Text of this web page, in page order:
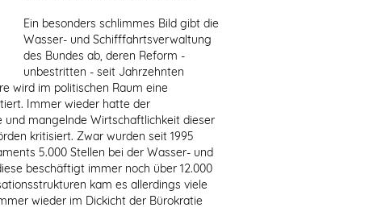
Ein besonders schlimmes Bild gibt die
Wasser- und Schifffahrtsverwaltung
des Bundes ab, deren Reform -
unbestritten - seit Jahrzehnten
wird im politischen Raum eine
Immer wieder hatte der
mangelnde Wirtschaftlichkeit dieser
kritisiert. Zwar wurden seit 1995
5.000 Stellen bei der Wasser- und
beschäftigt immer noch über 12.000
kam es allerdings viele
wieder im Dickicht der Bürokratie